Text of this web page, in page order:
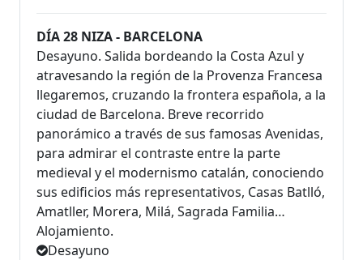
DÍA 28 NIZA - BARCELONA
Desayuno. Salida bordeando la Costa Azul y
atravesando la región de la Provenza Francesa
llegaremos, cruzando la frontera española, a la
ciudad de Barcelona. Breve recorrido
panorámico a través de sus famosas Avenidas,
para admirar el contraste entre la parte
medieval y el modernismo catalán, conociendo
sus edificios más representativos, Casas Batlló,
Amatller, Morera, Milá, Sagrada Familia…
Alojamiento.
Desayuno